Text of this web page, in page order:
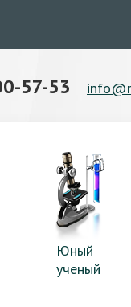
57-53
Юный
ученый